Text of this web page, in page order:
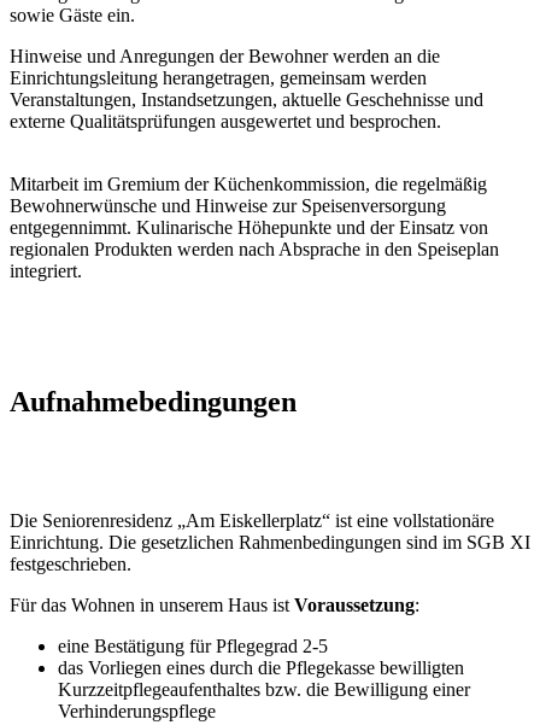
sowie Gäste ein.
Hinweise und Anregungen der Bewohner werden an die
Einrichtungsleitung herangetragen, gemeinsam werden
Veranstaltungen, Instandsetzungen, aktuelle Geschehnisse und
externe Qualitätsprüfungen ausgewertet und besprochen.
Mitarbeit im Gremium der Küchenkommission, die regelmäßig
Bewohnerwünsche und Hinweise zur Speisenversorgung
entgegennimmt. Kulinarische Höhepunkte und der Einsatz von
regionalen Produkten werden nach Absprache in den Speiseplan
integriert.
Aufnahmebedingungen
Die Seniorenresidenz „Am Eiskellerplatz“ ist eine vollstationäre
Einrichtung. Die gesetzlichen Rahmenbedingungen sind im SGB XI
festgeschrieben.
Für das Wohnen in unserem Haus ist Voraussetzung:
eine Bestätigung für Pflegegrad 2-5
das Vorliegen eines durch die Pflegekasse bewilligten
Kurzzeitpflegeaufenthaltes bzw. die Bewilligung einer
Verhinderungspflege